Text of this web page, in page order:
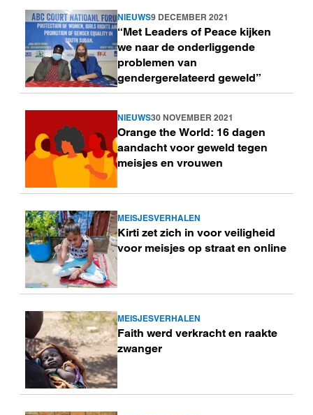
NIEUWS9 DECEMBER 2021
“Met Leaders of Peace kijken
we naar de onderliggende
problemen van
gendergerelateerd geweld”
Lees
meer
NIEUWS30 NOVEMBER 2021
Orange the World: 16 dagen
aandacht voor geweld tegen
meisjes en vrouwen
meer
MEISJESVERHALEN
Kirti zet zich in voor veiligheid
voor meisjes op straat en online
Lees
meer
MEISJESVERHALEN
Faith werd verkracht en raakte
zwanger
Lees
meer